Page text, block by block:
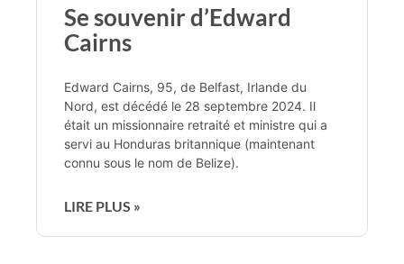
Se souvenir d’Edward
Cairns
Edward Cairns, 95, de Belfast, Irlande du
Nord, est décédé le 28 septembre 2024. Il
était un missionnaire retraité et ministre qui a
servi au Honduras britannique (maintenant
connu sous le nom de Belize).
LIRE PLUS »